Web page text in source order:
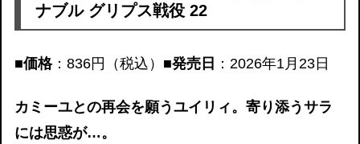
ナブル グリプス戦役 22
■価格：836円（税込） ■発売日 ：2026年1月23日
カミーユとの再会を願うユイリィ。寄り添うサラ
には思惑が…。